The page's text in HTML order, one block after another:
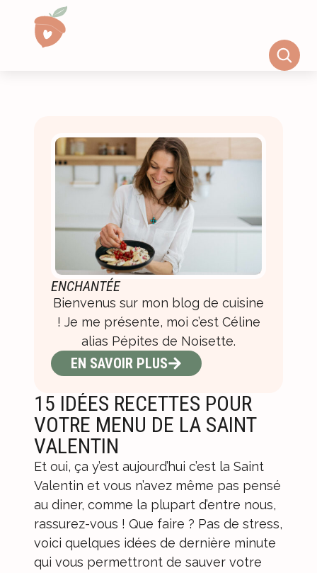
15 IDÉES RECETTES POUR
VOTRE MENU DE LA SAINT
VALENTIN
Et oui, ça y’est aujourd’hui c’est la Saint
Valentin et vous n’avez même pas pensé
au diner, comme la plupart d’entre nous,
rassurez-vous ! Que faire ? Pas de stress,
voici quelques idées de dernière minute
qui vous permettront de sauver votre
ENCHANTÉE
Bienvenus sur mon blog de cuisine
! Je me présente, moi c’est Céline
alias Pépites de Noisette.
EN SAVOIR PLUS